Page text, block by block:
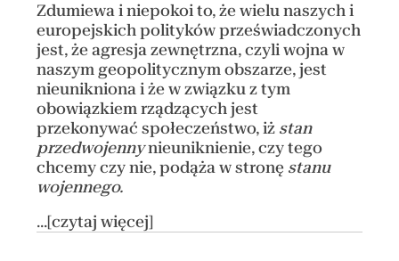
Zdumiewa i niepokoi to, że wielu naszych i
europejskich polityków przeświadczonych
jest, że agresja zewnętrzna, czyli wojna w
naszym geopolitycznym obszarze, jest
nieunikniona i że w związku z tym
obowiązkiem rządzących jest
przekonywać społeczeństwo, iż stan
przedwojennynieuniknienie, czy tego
chcemy czy nie, podąża w stronę stanu
wojennego.
...[czytaj więcej]